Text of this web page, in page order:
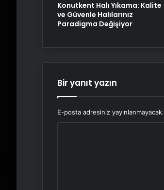
Konutkent Halı Yıkama: Kalite
ve Güvenle Halılarınız
Paradigma Değişiyor
Bir yanıt yazın
E-posta adresiniz yayınlanmayacak.